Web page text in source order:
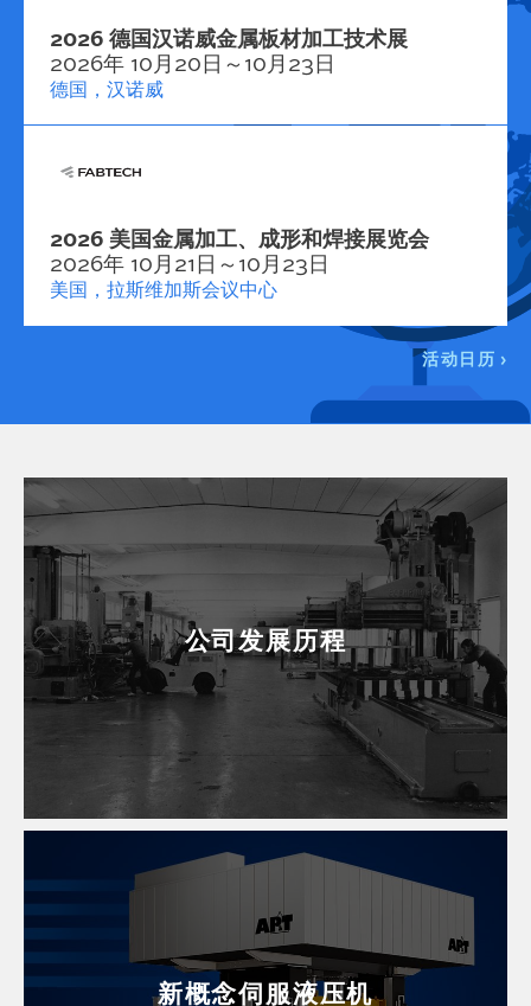
2026 德国汉诺威金属板材加工技术展
2026年 10月20日～10月23日
德国，汉诺威
2026 美国金属加工、成形和焊接展览会
2026年 10月21日～10月23日
美国，拉斯维加斯会议中心
活动日历
公司发展历程
新概念伺服液压机